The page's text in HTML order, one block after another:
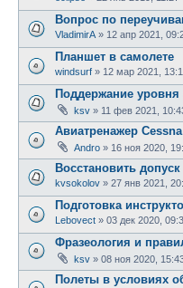
Вопрос по
VladimirA » 12 апр 2021,
Планшет в самолете
windsurf » 12 мар 2021,
Поддержание уровня
ksv » 11 фев 2021,
Авиатренажер
Andro » 16 ноя 2020,
Восстановить допуск
kvsokolov » 27 янв 2021,
Подготовка
Lebovect » 03 дек 2020,
Фразеология и
ksv » 08 ноя 2020,
Полеты в условиях